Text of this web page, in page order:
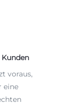
voraus,
eine